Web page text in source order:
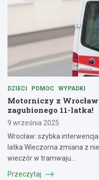
DZIECI POMOC WYPADKI
Motorniczy z
zagubionego 11-latka!
9 września 2025
Wrocław: szybka
latka Wieczorna zmiana z
wieczór w tramwaju…
Przeczytaj